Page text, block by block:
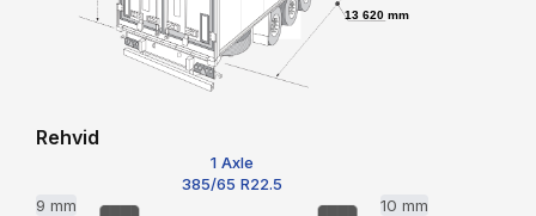
13 620 mm
Rehvid
1 Axle
385/65 R22.5
9 mm
10 mm